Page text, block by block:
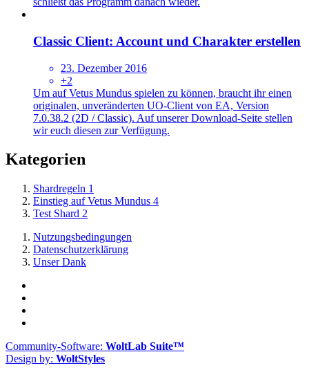
Classic Client: Account und Charakter erstellen
23. Dezember 2016
+2
Um auf Vetus Mundus spielen zu können, braucht ihr einen
originalen, unveränderten UO-Client von EA, Version
7.0.38.2 (2D / Classic). Auf unserer Download-Seite stellen
wir euch diesen zur Verfügung.
Kategorien
Shardregeln 1
Einstieg auf Vetus Mundus 4
Test Shard 2
Nutzungsbedingungen
Datenschutzerklärung
Unser Dank
Community-Software: WoltLab Suite™
Design by: WoltStyles